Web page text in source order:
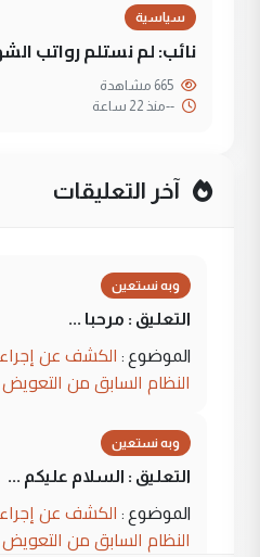
سياسية
نائب: لم نستلم رواتب
--منذ 22 ساعة
آخر التعليقات
وبه نستعين
التعليق : مرحبا ...
الموضوع : الكشف عن
النظام السابق من
وبه نستعين
التعليق : السلام عليكم ...
الموضوع : الكشف عن
النظام السابق من